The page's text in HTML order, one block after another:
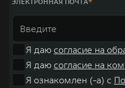
Я даю согласие на
Я даю согласие на
Я ознакомлен (-а) с